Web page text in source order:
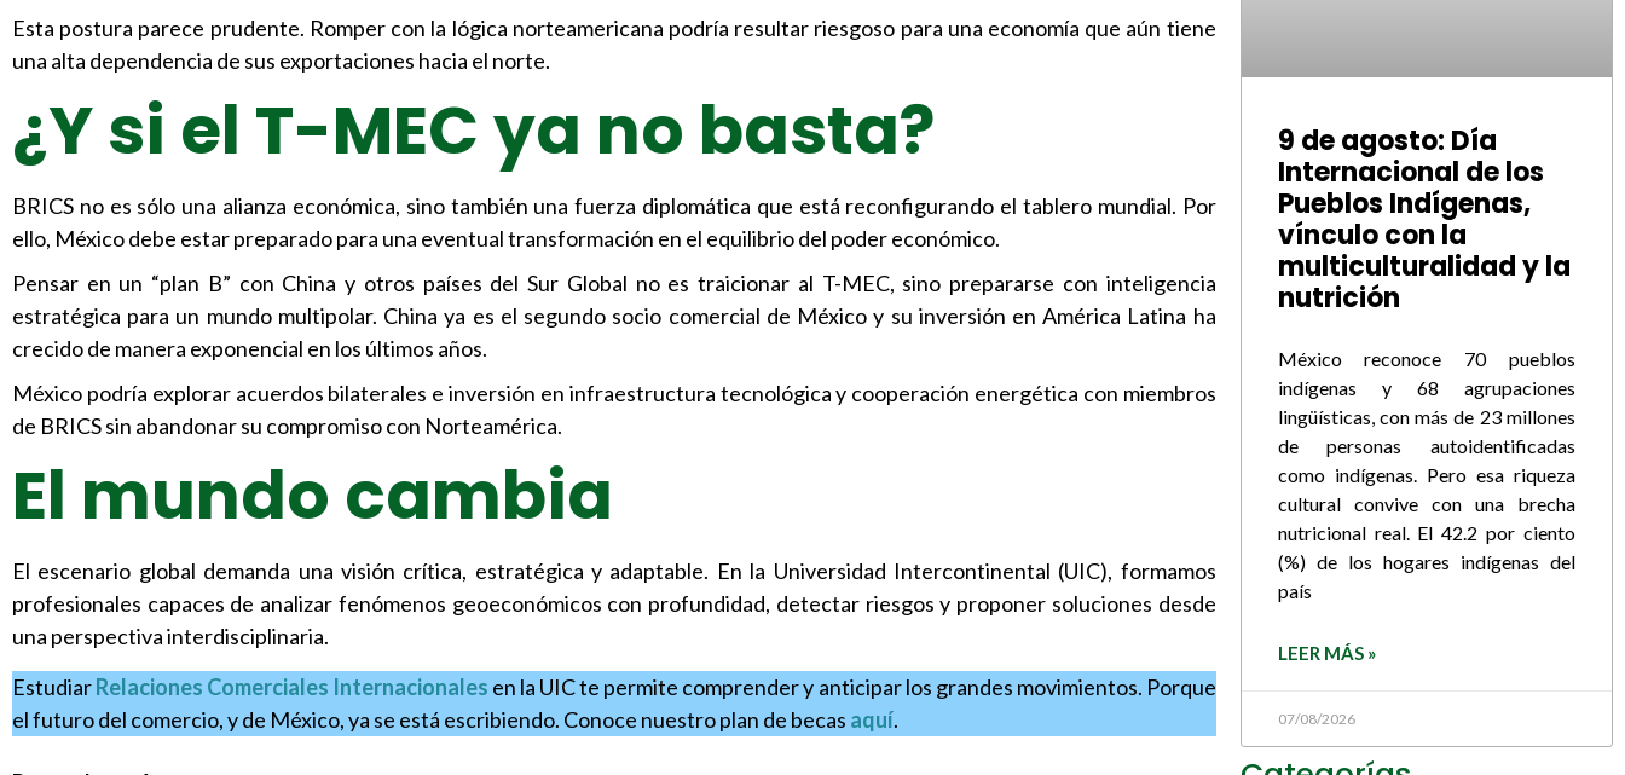
Esta postura parece prudente. Romper con la lógica norteamericana podría resultar riesgoso para una economía que aún tiene
una alta dependencia de sus exportaciones hacia el norte.
¿Y si el T-MEC ya no basta?
BRICS no es sólo una alianza económica, sino también una fuerza diplomática que está reconfigurando el tablero mundial. Por
ello, México debe estar preparado para una eventual transformación en el equilibrio del poder económico.
Pensar en un “plan B” con China y otros países del Sur Global no es traicionar al T-MEC, sino prepararse con inteligencia
estratégica para un mundo multipolar. China ya es el segundo socio comercial de México y su inversión en América Latina ha
crecido de manera exponencial en los últimos años.
México podría explorar acuerdos bilaterales e inversión en infraestructura tecnológica y cooperación energética con miembros
de BRICS sin abandonar su compromiso con Norteamérica.
El mundo cambia
El escenario global demanda una visión crítica, estratégica y adaptable. En la Universidad Intercontinental (UIC), formamos
profesionales capaces de analizar fenómenos geoeconómicos con profundidad, detectar riesgos y proponer soluciones desde
una perspectiva interdisciplinaria.
EstudiarRelaciones Comerciales Internacionales en la UIC te permite comprender y anticipar los grandes movimientos. Porque
el futuro del comercio, y de México, ya se está escribiendo. Conoce nuestro plan de becas aquí.
9 de agosto: Día
Internacional de los
Pueblos Indígenas,
vínculo con la
multiculturalidad y la
nutrición
México reconoce 70 pueblos
indígenas y 68 agrupaciones
lingüísticas, con más de 23 millones
de personas autoidentificadas
como indígenas. Pero esa riqueza
cultural convive con una brecha
nutricional real. El 42.2 por ciento
(%) de los hogares indígenas del
país
LEER MÁS »
07/08/2026